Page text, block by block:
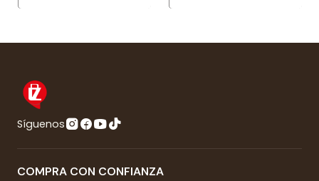
Síguenos
COMPRA CON CONFIANZA